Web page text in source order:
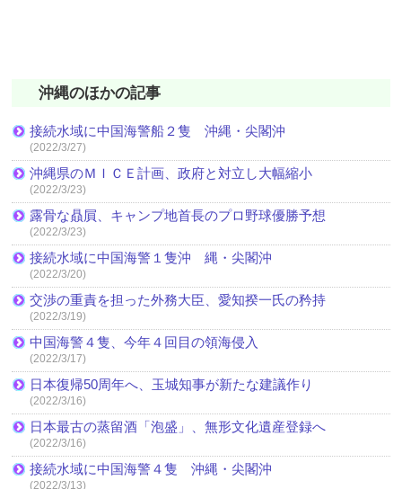
沖縄のほかの記事
接続水域に中国海警船２隻 沖縄・尖閣沖
(2022/3/27)
沖縄県のＭＩＣＥ計画、政府と対立し大幅縮小
(2022/3/23)
露骨な贔屓、キャンプ地首長のプロ野球優勝予想
(2022/3/23)
接続水域に中国海警１隻沖 縄・尖閣沖
(2022/3/20)
交渉の重責を担った外務大臣、愛知揆一氏の矜持
(2022/3/19)
中国海警４隻、今年４回目の領海侵入
(2022/3/17)
日本復帰50周年へ、玉城知事が新たな建議作り
(2022/3/16)
日本最古の蒸留酒「泡盛」、無形文化遺産登録へ
(2022/3/16)
接続水域に中国海警４隻 沖縄・尖閣沖
(2022/3/13)